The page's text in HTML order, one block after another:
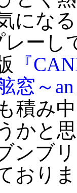
にな
ーし
『
窓～
積み
かと
ンブ
おり